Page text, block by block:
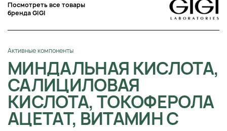
Посмотреть все товары
бренда GIGI
Активные компоненты
МИНДАЛЬНАЯ КИСЛОТА,
САЛИЦИЛОВАЯ
КИСЛОТА, ТОКОФЕРОЛА
АЦЕТАТ, ВИТАМИН С